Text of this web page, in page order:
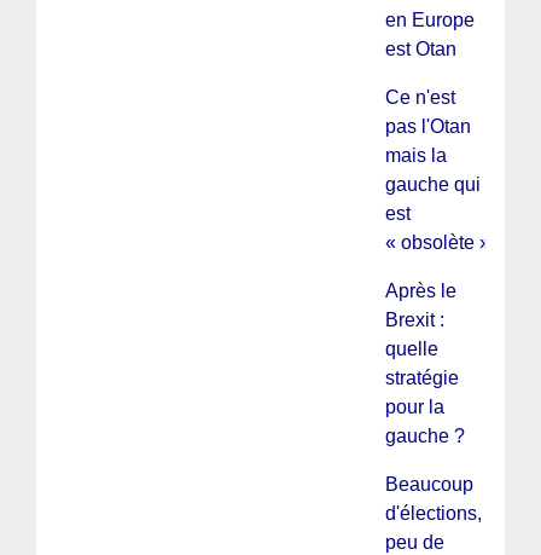
en Europe
est Otan
Ce n'est
pas l'Otan
mais la
gauche qui
est
« obsolète »
Après le
Brexit :
quelle
stratégie
pour la
gauche ?
Beaucoup
d'élections,
peu de